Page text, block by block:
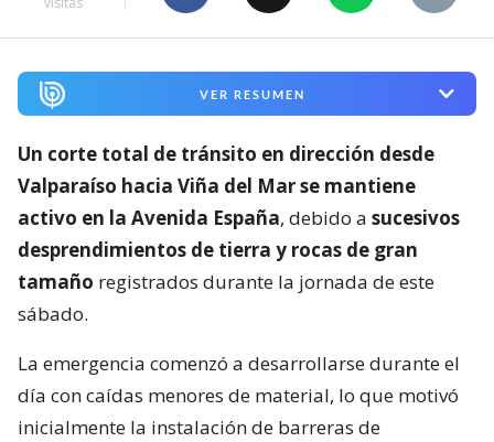
VER RESUMEN
Un corte total de tránsito en dirección desde
Valparaíso hacia Viña del Mar se mantiene
activo en la Avenida España, debido a sucesivos
desprendimientos de tierra y rocas de gran
tamaño registrados durante la jornada de este
sábado.
La emergencia comenzó a desarrollarse durante el
día con caídas menores de material, lo que motivó
inicialmente la instalación de barreras de